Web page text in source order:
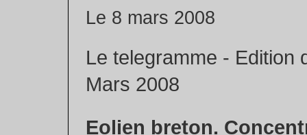
Le 8 mars 2008
Le telegramme - Edition
Mars 2008
Eolien breton.